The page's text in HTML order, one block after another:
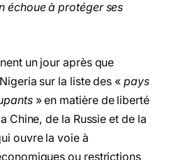
échoue à protéger ses
un jour après que
sur la liste des « pays
» en matière de liberté
Chine, de la Russie et de la
ouvre la voie à
ou restrictions